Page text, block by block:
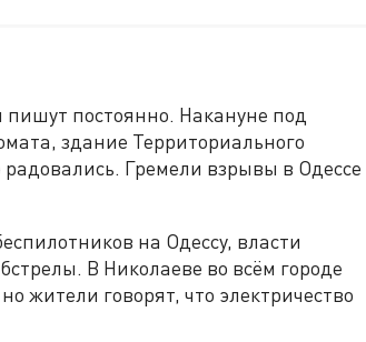
постоянно. Накануне под
здание Территориального
Гремели взрывы в Одессе
на Одессу, власти
В Николаеве во всём городе
жители говорят, что электричество